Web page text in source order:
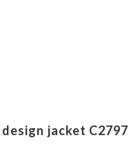
jacket C2797